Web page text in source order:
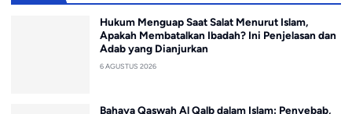
Hukum Menguap Saat Salat Menurut Islam,
Apakah Membatalkan Ibadah? Ini Penjelasan dan
Adab yang Dianjurkan
6 AGUSTUS 2026
Bahaya Qaswah Al Qalb dalam Islam: Penyebab,